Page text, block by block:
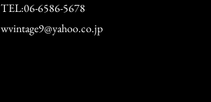
TEL:06-6586-5678
wvintage9@yahoo.co.jp